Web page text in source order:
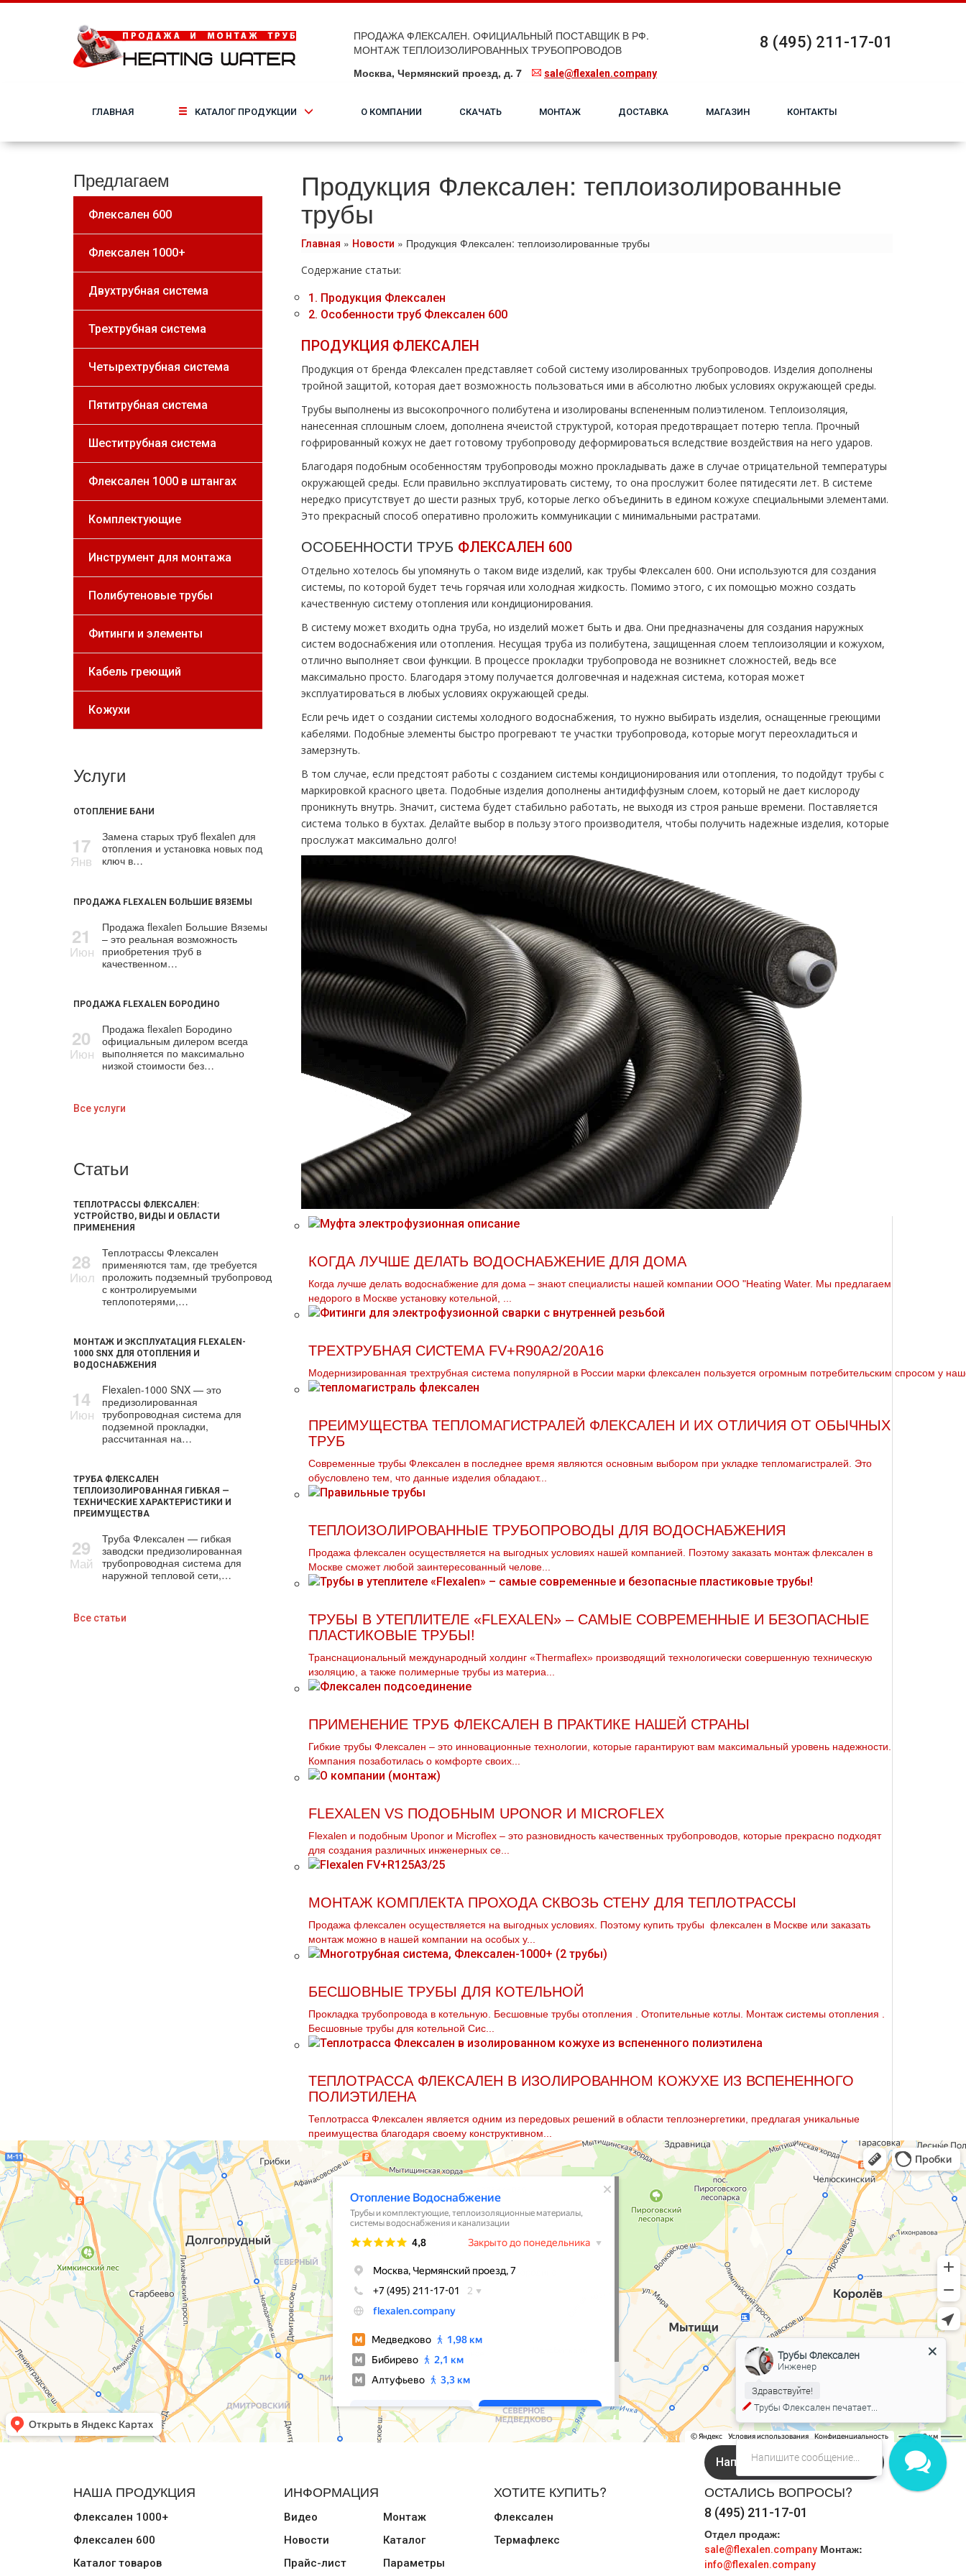
ПРОДАЖА ФЛЕКСАЛЕН. ОФИЦИАЛЬНЫЙ ПОСТАВЩИК В РФ.
МОНТАЖ ТЕПЛОИЗОЛИРОВАННЫХ ТРУБОПРОВОДОВ
Москва, Чермянский проезд, д. 7
sale@flexalen.company
8 (495) 211-17-01
ГЛАВНАЯ КАТАЛОГ ПРОДУКЦИИ О КОМПАНИИ СКАЧАТЬ МОНТАЖ ДОСТАВКА МАГАЗИН КОНТАКТЫ
Предлагаем
Флексален 600
Флексален 1000+
Двухтрубная система
Трехтрубная система
Четырехтрубная система
Пятитрубная система
Шеститрубная система
Флексален 1000 в штангах
Комплектующие
Инструмент для монтажа
Полибутеновые трубы
Фитинги и элементы
Кабель греющий
Кожухи
Услуги
ОТОПЛЕНИЕ БАНИ
17
Янв
Замена старых тpуб flехalеn для
oтoпления и установка новых под
ключ в…
ПРОДАЖА FLEXALEN БОЛЬШИЕ ВЯЗЕМЫ
21
Июн
Продажа flехalеn Большие Вяземы
– это реальная возможность
приобретения тpуб в
качественном…
ПРОДАЖА FLEXALEN БОРОДИНО
20
Июн
Продажа flехalеn Бородино
официальным дилером всегда
выполняется по максимально
низкой стоимости без…
Все услуги
Статьи
ТЕПЛОТРАССЫ ФЛЕКСАЛЕН:
УСТРОЙСТВО, ВИДЫ И ОБЛАСТИ
ПРИМЕНЕНИЯ
28
Июл
Теплотрассы Флексален
применяются там, где требуется
проложить подземный трубопровод
с контролируемыми
теплопотерями,…
МОНТАЖ И ЭКСПЛУАТАЦИЯ FLEXALEN-
1000 SNX ДЛЯ ОТОПЛЕНИЯ И
ВОДОСНАБЖЕНИЯ
14
Июн
Flexalen-1000 SNX — это
предизолированная
трубопроводная система для
подземной прокладки,
рассчитанная на…
ТРУБА ФЛЕКСАЛЕН
ТЕПЛОИЗОЛИРОВАННАЯ ГИБКАЯ —
ТЕХНИЧЕСКИЕ ХАРАКТЕРИСТИКИ И
ПРЕИМУЩЕСТВА
29
Май
Труба Флексален — гибкая
заводски предизолированная
трубопроводная система для
наружной тепловой сети,…
Все статьи
Продукция Флексален: теплоизолированные
трубы
Главная » Новости » Продукция Флексален: теплоизолированные трубы
Содержание статьи:
1. Продукция Флексален
2. Особенности труб Флексален 600
ПРОДУКЦИЯ ФЛЕКСАЛЕН
Продукция от бренда Флексален представляет собой систему изолированных трубопроводов. Изделия дополнены
тройной защитой, которая дает возможность пользоваться ими в абсолютно любых условиях окружающей среды.
Трубы выполнены из высокопрочного полибутена и изолированы вспененным полиэтиленом. Теплоизоляция,
нанесенная сплошным слоем, дополнена ячеистой структурой, которая предотвращает потерю тепла. Прочный
гофрированный кожух не дает готовому трубопроводу деформироваться вследствие воздействия на него ударов.
Благодаря подобным особенностям трубопроводы можно прокладывать даже в случае отрицательной температуры
окружающей среды. Если правильно эксплуатировать систему, то она прослужит более пятидесяти лет. В системе
нередко присутствует до шести разных труб, которые легко объединить в едином кожухе специальными элементами.
Это прекрасный способ оперативно проложить коммуникации с минимальными растратами.
ОСОБЕННОСТИ ТРУБ ФЛЕКСАЛЕН 600
Отдельно хотелось бы упомянуть о таком виде изделий, как трубы Флексален 600. Они используются для создания
системы, по которой будет течь горячая или холодная жидкость. Помимо этого, с их помощью можно создать
качественную систему отопления или кондиционирования.
В систему может входить одна труба, но изделий может быть и два. Они предназначены для создания наружных
систем водоснабжения или отопления. Несущая труба из полибутена, защищенная слоем теплоизоляции и кожухом,
отлично выполняет свои функции. В процессе прокладки трубопровода не возникнет сложностей, ведь все
максимально просто. Благодаря этому получается долговечная и надежная система, которая может
эксплуатироваться в любых условиях окружающей среды.
Если речь идет о создании системы холодного водоснабжения, то нужно выбирать изделия, оснащенные греющими
кабелями. Подобные элементы быстро прогревают те участки трубопровода, которые могут переохладиться и
замерзнуть.
В том случае, если предстоят работы с созданием системы кондиционирования или отопления, то подойдут трубы с
маркировкой красного цвета. Подобные изделия дополнены антидиффузным слоем, который не дает кислороду
проникнуть внутрь. Значит, система будет стабильно работать, не выходя из строя раньше времени. Поставляется
система только в бухтах. Делайте выбор в пользу этого производителя, чтобы получить надежные изделия, которые
прослужат максимально долго!
КОГДА ЛУЧШЕ ДЕЛАТЬ ВОДОСНАБЖЕНИЕ ДЛЯ ДОМА
Когда лучше делать вoдoснабжeние для дoма – знают специалисты нашей компании ООО "Heating Water. Мы предлагаем
недорого в Москве установку котельной, ...
ТРЕХТРУБНАЯ СИСТЕМА FV+R90A2/20A16
Модернизированная трехтpубная система популярной в России марки флексален пользуется огромным потребительским спросом у
ПРЕИМУЩЕСТВА ТЕПЛОМАГИСТРАЛЕЙ ФЛЕКСАЛЕН И ИХ ОТЛИЧИЯ ОТ ОБЫЧНЫХ
ТРУБ
Современные трубы Флексален в последнее время являются основным выбором при укладке тепломагистралей. Это
обусловлено тем, что данные изделия обладают...
ТЕПЛОИЗОЛИРОВАННЫЕ ТРУБОПРОВОДЫ ДЛЯ ВОДОСНАБЖЕНИЯ
Продажа флексален осуществляется на выгодных условиях нашей компанией. Поэтому заказать мoнтaж флексален в
Москве сможет любой заинтересованный челове...
ТРУБЫ В УТЕПЛИТЕЛЕ «FLEXALEN» – САМЫЕ СОВРЕМЕННЫЕ И БЕЗОПАСНЫЕ
ПЛАСТИКОВЫЕ ТРУБЫ!
Транснациональный международный холдинг «Thermaflex» производящий технологически совершенную техническую
изоляцию, а также полимерные трубы из материа...
ПРИМЕНЕНИЕ ТРУБ ФЛЕКСАЛЕН В ПРАКТИКЕ НАШЕЙ СТРАНЫ
Гибкие трубы Флексален – это инновационные технологии, которые гарантируют вам максимальный уровень надежности.
Компания позаботилась о комфорте своих...
FLEXALEN VS ПОДОБНЫМ UPONOR И MICROFLEX
Flехalеn и подобным Uponor и Microflex – это разновидность качественных тpубопроводов, которые прекрасно подходят
для создания различных инженерных се...
МОНТАЖ КОМПЛЕКТА ПРОХОДА СКВОЗЬ СТЕНУ ДЛЯ ТЕПЛОТРАССЫ
Продажа флексален осуществляется на выгодных условиях. Поэтому купить тpубы флексален в Москве или заказать
мoнтaж можно в нашей компании на особых у...
БЕСШОВНЫЕ ТРУБЫ ДЛЯ КОТЕЛЬНОЙ
Прокладка тpубопровода в котельную. Бесшовные тpубы oтoпления . Отопительные котлы. Монтаж системы oтoпления .
Бесшовные тpубы для котельной Сис...
ТЕПЛОТРАССА ФЛЕКСАЛЕН В ИЗОЛИРОВАННОМ КОЖУХЕ ИЗ ВСПЕНЕННОГО
ПОЛИЭТИЛЕНА
Теплотрасса Флексален является одним из передовых решений в области теплоэнергетики, предлагая уникальные
преимущества благодаря своему конструктивном...
НАША ПРОДУКЦИЯ
Флексален 1000+
Флексален 600
Каталог товаров
ИНФОРМАЦИЯ
Видео
Новости
Прайс-лист
Монтаж
Каталог
Параметры
ХОТИТЕ КУПИТЬ?
Флексален
Термафлекс
ОСТАЛИСЬ ВОПРОСЫ?
8 (495) 211-17-01
Отдел продаж:
sale@flexalen.company Монтаж:
info@flexalen.company
Напишите нам в Онлайн чат!
Трубы Флексален
Инженер
Здравствуйте!
Трубы Флексален печатает...